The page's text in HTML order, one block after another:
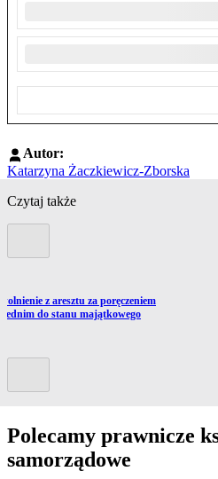
Autor:
Katarzyna Żaczkiewicz-Zborska
Czytaj także
do artykułu:z aresztu za poręczeniem
do stanu majątkowego
Polecamy prawnicze
samorządowe